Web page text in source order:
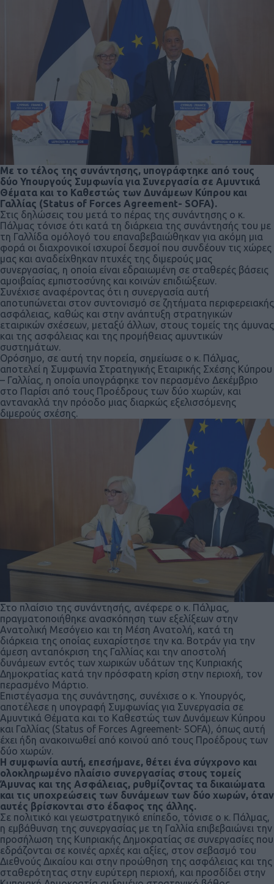
Με το τέλος της συνάντησης, υπογράφτηκε από τους
δύο Υπουργούς Συμφωνία για Συνεργασία σε Αμυντικά
Θέματα και το Καθεστώς των Δυνάμεων Κύπρου και
Γαλλίας (Status of Forces Agreement- SOFA).
Στις δηλώσεις του μετά το πέρας της συνάντησης ο κ.
Πάλμας τόνισε ότι κατά τη διάρκεια της συνάντησής του με
τη Γαλλίδα ομόλογό του επαναβεβαιώθηκαν για ακόμη μια
φορά οι διαχρονικοί ισχυροί δεσμοί που συνδέουν τις χώρες
μας και αναδείχθηκαν πτυχές της διμερούς μας
συνεργασίας, η οποία είναι εδραιωμένη σε σταθερές βάσεις
αμοιβαίας εμπιστοσύνης και κοινών επιδιώξεων.
Συνέχισε αναφέροντας ότι η συνεργασία αυτή
αποτυπώνεται στον συντονισμό σε ζητήματα περιφερειακής
ασφάλειας, καθώς και στην ανάπτυξη στρατηγικών
εταιρικών σχέσεων, μεταξύ άλλων, στους τομείς της άμυνας
και της ασφάλειας και της προμήθειας αμυντικών
συστημάτων.
Ορόσημο, σε αυτή την πορεία, σημείωσε ο κ. Πάλμας,
αποτελεί η Συμφωνία Στρατηγικής Εταιρικής Σχέσης Κύπρου
– Γαλλίας, η οποία υπογράφηκε τον περασμένο Δεκέμβριο
στο Παρίσι από τους Προέδρους των δύο χωρών, και
αντανακλά την πρόοδο μιας διαρκώς εξελισσόμενης
διμερούς σχέσης.
Στο πλαίσιο της συνάντησής, ανέφερε ο κ. Πάλμας,
πραγματοποιήθηκε ανασκόπηση των εξελίξεων στην
Ανατολική Μεσόγειο και τη Μέση Ανατολή, κατά τη
διάρκεια της οποίας ευχαρίστησε την κα. Βοτράν για την
άμεση ανταπόκριση της Γαλλίας και την αποστολή
δυνάμεων εντός των χωρικών υδάτων της Κυπριακής
Δημοκρατίας κατά την πρόσφατη κρίση στην περιοχή, τον
περασμένο Μάρτιο.
Επιστέγασμα της συνάντησης, συνέχισε ο κ. Υπουργός,
αποτέλεσε η υπογραφή Συμφωνίας για Συνεργασία σε
Αμυντικά Θέματα και το Καθεστώς των Δυνάμεων Κύπρου
και Γαλλίας (Status of Forces Agreement- SOFA), όπως αυτή
έχει ήδη ανακοινωθεί από κοινού από τους Προέδρους των
δύο χωρών.
Η συμφωνία αυτή, επεσήμανε, θέτει ένα σύγχρονο και
ολοκληρωμένο πλαίσιο συνεργασίας στους τομείς
Άμυνας και της Ασφάλειας, ρυθμίζοντας τα δικαιώματα
και τις υποχρεώσεις των δυνάμεων των δύο χωρών, όταν
αυτές βρίσκονται στο έδαφος της άλλης.
Σε πολιτικό και γεωστρατηγικό επίπεδο, τόνισε ο κ. Πάλμας,
η εμβάθυνση της συνεργασίας με τη Γαλλία επιβεβαιώνει την
προσήλωση της Κυπριακής Δημοκρατίας σε συνεργασίες που
εδράζονται σε κοινές αρχές και αξίες, στον σεβασμό του
Διεθνούς Δικαίου και στην προώθηση της ασφάλειας και της
σταθερότητας στην ευρύτερη περιοχή, και προσδίδει στην